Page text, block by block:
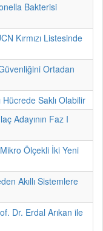
Bakterisi
Kırmızı Listesinde
Ortadan
Saklı Olabilir
Adayının Faz I
Ölçekli İki Yeni
Akıllı Sistemlere
Dr. Erdal Arıkan ile